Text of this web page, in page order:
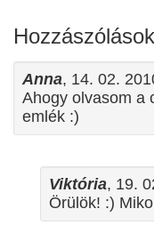
Hozzászólások
Anna, 14. 02.
Ahogy olvasom a
emlék :)
Viktória, 19.
Örülök! :)